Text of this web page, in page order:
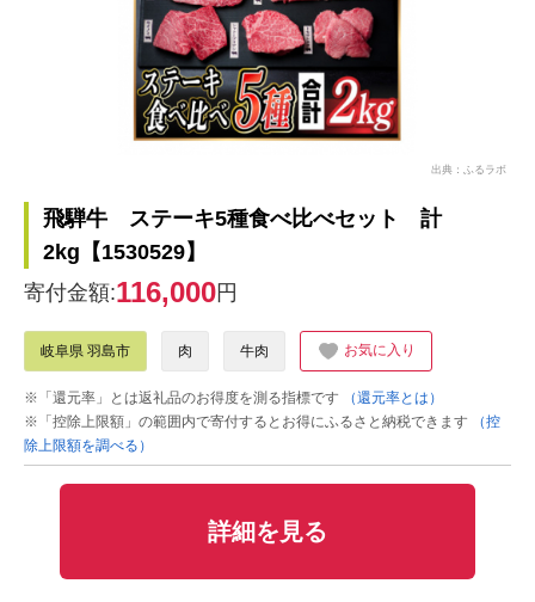
出典：ふるラボ
飛騨牛 ステーキ5種食べ比べセット 計
2kg【1530529】
寄付金額:116,000円
岐阜県 羽島市 肉 牛肉 お気に入り
※「還元率」とは返礼品のお得度を測る指標です
（還元率とは）
※「控除上限額」の範囲内で寄付するとお得にふるさと納税できます
（控
除上限額を調べる）
詳細を見る